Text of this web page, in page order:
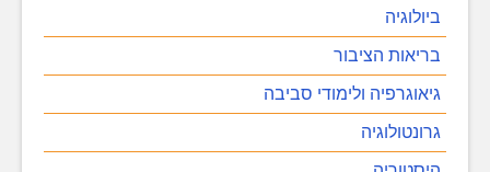
ביולוגיה
בריאות הציבור
גיאוגרפיה ולימודי סביבה
גרונטולוגיה